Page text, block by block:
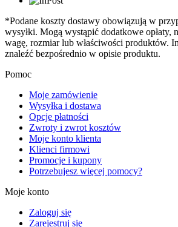
*Podane koszty dostawy obowiązują w
wysyłki. Mogą wystąpić dodatkowe opłaty,
wagę, rozmiar lub właściwości produktów.
znaleźć bezpośrednio w opisie produktu.
Pomoc
Moje zamówienie
Wysyłka i dostawa
Opcje płatności
Zwroty i zwrot kosztów
Moje konto klienta
Klienci firmowi
Promocje i kupony
Potrzebujesz więcej pomocy?
Moje konto
Zaloguj się
Zarejestruj się